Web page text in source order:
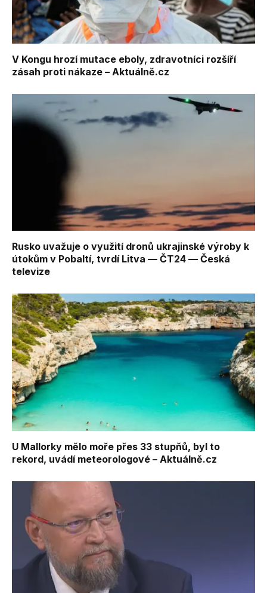
V Kongu hrozí mutace eboly, zdravotníci rozšíří
zásah proti nákaze – Aktuálně.cz
Rusko uvažuje o využití dronů ukrajinské výroby k
útokům v Pobaltí, tvrdí Litva — ČT24 — Česká
televize
U Mallorky mělo moře přes 33 stupňů, byl to
rekord, uvádí meteorologové – Aktuálně.cz